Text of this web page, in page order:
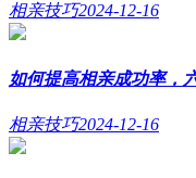
相亲技巧2024-12-16
如何提高相亲成功率，
相亲技巧2024-12-16